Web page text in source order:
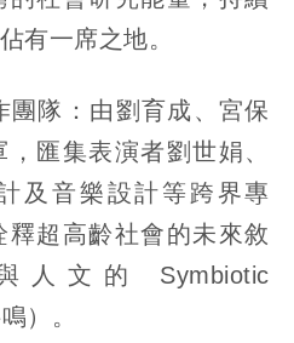
有一席之地。
團隊：由劉育成、宮保
匯集表演者劉世娟、
及音樂設計等跨界專
超高齡社會的未來敘
人文的 Symbiotic
）。